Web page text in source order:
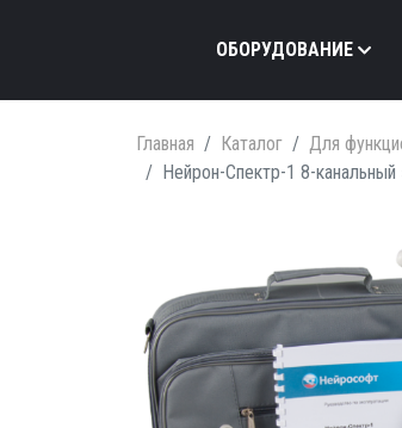
ОБОРУДОВАНИЕ
Главная Каталог Для
Нейрон-Спектр-1 8-